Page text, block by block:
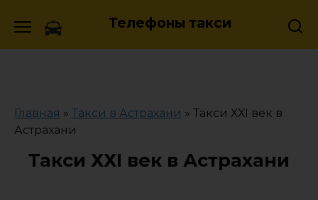
Телефоны такси
Главная » Такси в Астрахани » Такси ХХI век в
Астрахани
Такси ХХI век в Астрахани